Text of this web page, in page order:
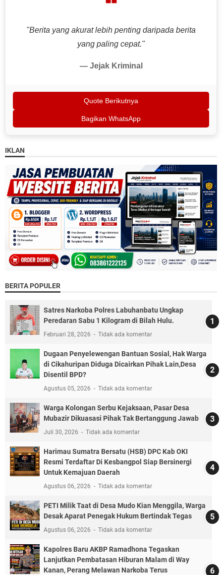
"Berita yang akurat lebih penting daripada berita
yang paling cepat."
— Jejak Kriminal
Quote Berikutnya
Bagikan WhatsApp
IKLAN
BERITA POPULER
Satres Narkoba Polres Labuhanbatu Ungkap
Peredaran Sabu 1 Kilogram di Bilah Hulu.
Februari 28, 2026 Tidak ada komentar
Dugaan Penyelewengan Bantuan Sosial, Hak Warga
di Cikahuripan Diduga Dicairkan Pihak Lain,Desa
Disentil BPD?
Agustus 05, 2026 Tidak ada komentar
Warga Kolongan Serbu Kejaksaan, Pasar Desa
Mubazir Dikuasasi Pihak Tak Bertanggung Jawab
Juli 30, 2026 Tidak ada komentar
Harimau Sumatra Bersatu (HSB) DPC Kab OKI
Resmi Terdaftar Di Kesbangpol Siap Bersinergi
Untuk Kemajuan Daerah
Agustus 06, 2026 Tidak ada komentar
PETI Milik Taat di Desa Mudo Kian Menggila, Warga
Desak Aparat Penegak Hukum Bertindak Tegas
Agustus 06, 2026 Tidak ada komentar
Kapolres Baru AKBP Ramadhona Tegaskan
Lanjutkan Pembatasan Hiburan Malam di Way
Kanan, Perang Melawan Narkoba Terus